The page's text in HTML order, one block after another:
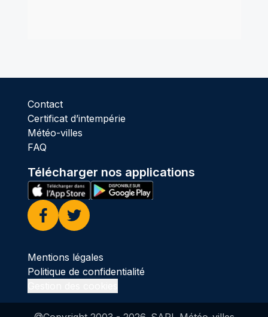
Contact
Certificat d’intempérie
Météo-villes
FAQ
Télécharger nos applications
Facebook
Twitter
Mentions légales
Politique de confidentialité